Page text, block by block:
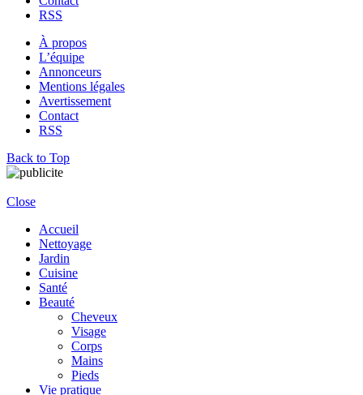
RSS
À propos
L’équipe
Annonceurs
Mentions légales
Avertissement
Contact
RSS
Back to Top
Close
Accueil
Nettoyage
Jardin
Cuisine
Santé
Beauté
Cheveux
Visage
Corps
Mains
Pieds
Vie pratique